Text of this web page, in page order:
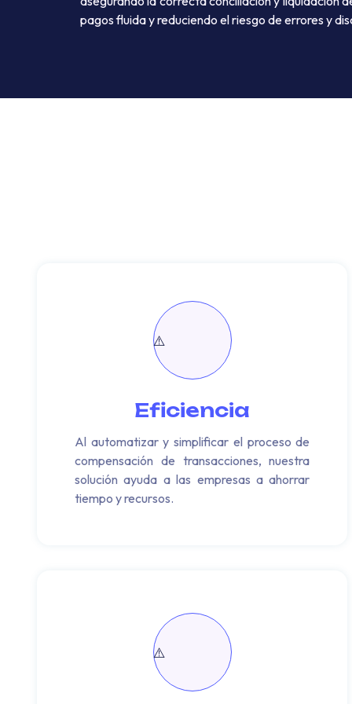
pagos fluida y reduciendo el riesgo de errores y
Eficiencia
Al automatizar y simplificar el proceso de
compensación de transacciones, nuestra
solución ayuda a las empresas a ahorrar
tiempo y recursos.